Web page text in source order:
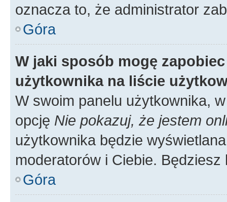
oznacza to, że administrator
Góra
W jaki sposób mogę
użytkownika na liście
W swoim panelu użytkownika,
opcję Nie pokazuj, że jestem
użytkownika będzie
moderatorów i Ciebie.
Góra